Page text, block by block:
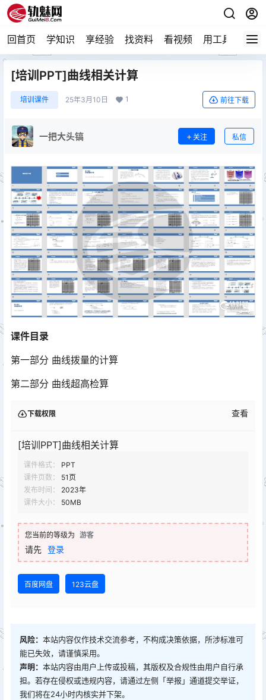
回首页 学知识 享经验 找资料 看视频 用工具 论技
[培训PPT]曲线相关计算
培训课件 25年3月10日 1 前往下载
一把大头镐 关注 私信
课件目录
第一部分 曲线拨量的计算
第二部分 曲线超高检算
下载权限 查看
[培训PPT]曲线相关计算
课件格式：
PPT
课件页数：
51页
发布时间：
2023年
课件大小：
50MB
您当前的等级为 游客
请先 登录
百度网盘 123云盘
风险： 本站内容仅作技术交流参考，不构成决策依据，所涉标准可
能已失效，请谨慎采用。
声明： 本站内容由用户上传或投稿，其版权及合规性由用户自行承
担。若存在侵权或违规内容，请通过左侧「举报」通道提交举证，
我们将在24小时内核实并下架。